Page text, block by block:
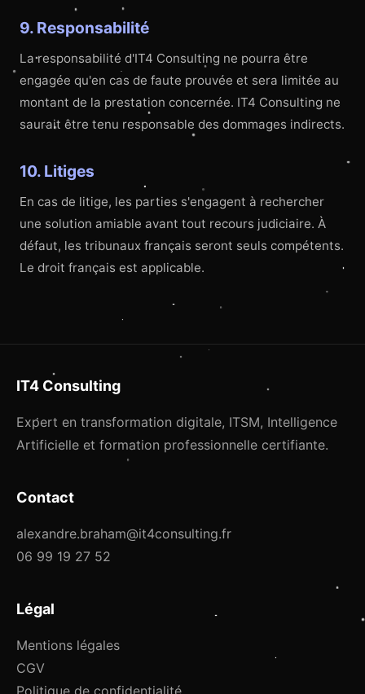
9. Responsabilité
La responsabilité d'IT4 Consulting ne pourra être
engagée qu'en cas de faute prouvée et sera limitée au
montant de la prestation concernée. IT4 Consulting ne
saurait être tenu responsable des dommages indirects.
10. Litiges
En cas de litige, les parties s'engagent à rechercher
une solution amiable avant tout recours judiciaire. À
défaut, les tribunaux français seront seuls compétents.
Le droit français est applicable.
IT4 Consulting
Expert en transformation digitale, ITSM, Intelligence
Artificielle et formation professionnelle certifiante.
Contact
alexandre.braham@it4consulting.fr
06 99 19 27 52
Légal
Mentions légales
CGV
Politique de confidentialité